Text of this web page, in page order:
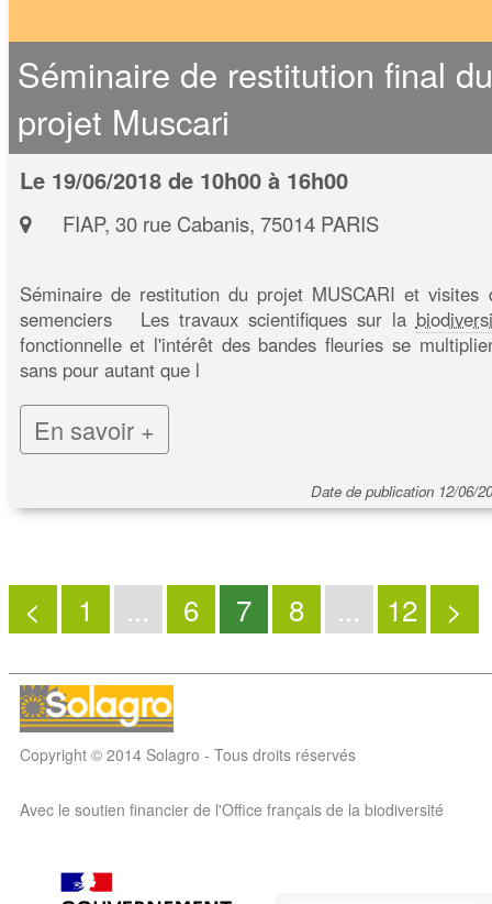
Séminaire de restitution final du
projet Muscari
Le 19/06/2018 de 10h00 à 16h00
FIAP, 30 rue Cabanis, 75014 PARIS
Séminaire de restitution du projet MUSCARI et visites
semenciers Les travaux scientifiques sur la
fonctionnelle et l'intérêt des bandes fleuries se
sans pour autant que l
En savoir +
Date de publication 12/06/
< 1 ... 6 7 8 ... 12 >
Copyright © 2014 Solagro - Tous droits réservés
Avec le soutien financier de l'Office français de la biodiversité